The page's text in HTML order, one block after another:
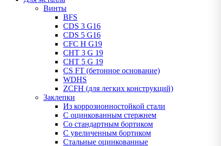
Винты
BFS
CDS 3 G16
CDS 5 G16
CFC H G19
CHT 3 G 19
CHT 5 G 19
CS FT (бетонное основание)
WDHS
ZCFH (для легких конструкций)
Заклепки
Из коррозионностойкой стали
С оцинкованным стержнем
Со стандартным бортиком
С увеличенным бортиком
Стальные оцинкованные